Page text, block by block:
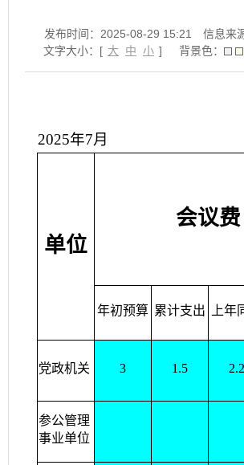
发布时间：2025-08-29 15:21
信息来
文字大小：[ 大 中 小 ] 背景色：
2025年7月
单位
会议费
年初预算 累计支出 上年
党政机关 3 1.5 2.2
参公管理
事业单位